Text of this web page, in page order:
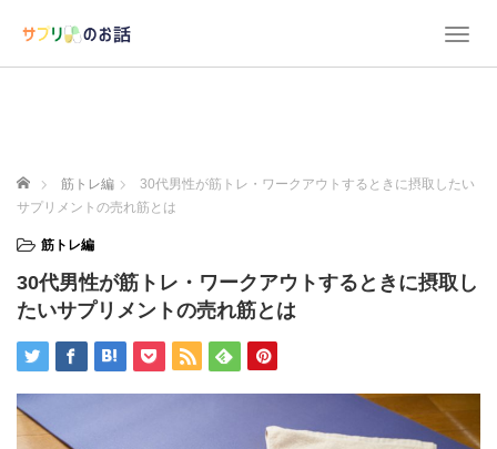
T
a
a
ホーム 筋トレ編
30代男性が筋トレ・ワークアウトするときに摂取したい
サプリメントの売れ筋とは
筋トレ編
30代男性が筋トレ・ワークアウトするときに摂取し
たいサプリメントの売れ筋とは